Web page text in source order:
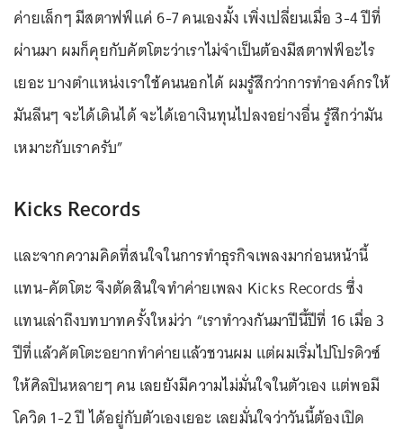
ค่ายเล็กๆ มีสตาฟฟ์แค่ 6-7 คนเองมั้ง เพิ่งเปลี่ยนเมื่อ 3-4 ปีที่
ผ่านมา ผมก็คุยกับคัตโตะว่าเราไม่จำเป็นต้องมีสตาฟฟ์อะไร
เยอะ บางตำแหน่งเราใช้คนนอกได้ ผมรู้สึกว่าการทำองค์กรให้
มันลีนๆ จะได้เดินได้ จะได้เอาเงินทุนไปลงอย่างอื่น รู้สึกว่ามัน
เหมาะกับเราครับ”
Kicks Records
และจากความคิดที่สนใจในการทำธุรกิจเพลงมาก่อนหน้านี้
แทน-คัตโตะ จึงตัดสินใจทำค่ายเพลง Kicks Records ซึ่ง
แทนเล่าถึงบทบาทครั้งใหม่ว่า “เราทำวงกันมาปีนี้ปีที่ 16 เมื่อ 3
ปีที่แล้วคัตโตะอยากทำค่ายแล้วชวนผม แต่ผมเริ่มไปโปรดิวซ์
ให้ศิลปินหลายๆ คน เลยยังมีความไม่มั่นใจในตัวเอง แต่พอมี
โควิด 1-2 ปี ได้อยู่กับตัวเองเยอะ เลยมั่นใจว่าวันนี้ต้องเปิด